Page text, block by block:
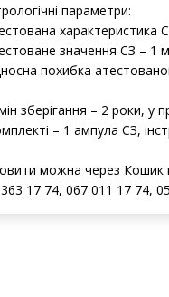
параметри:
характеристика
значення СЗ – 1
похибка
зберігання – 2 роки, у
– 1 ампула СЗ,
можна через
17 74, 067 011 17 74,